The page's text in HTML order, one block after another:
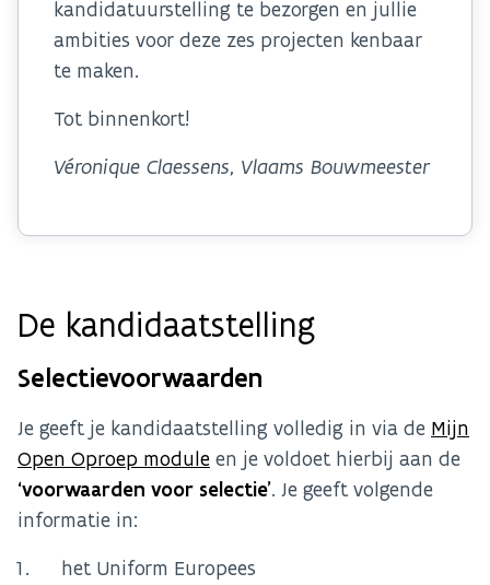
kandidatuurstelling te bezorgen en jullie
ambities voor deze zes projecten kenbaar
te maken.
Tot binnenkort!
Véronique Claessens, Vlaams Bouwmeester
De kandidaatstelling
Selectievoorwaarden
Je geeft je kandidaatstelling volledig in via de Mijn
Open Oproep module en je voldoet hierbij aan de
‘voorwaarden voor selectie’. Je geeft volgende
informatie in:
het Uniform Europees